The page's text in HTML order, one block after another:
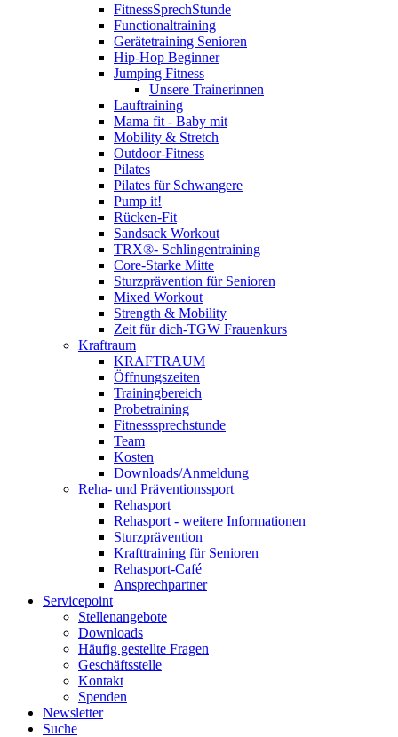
FitnessSprechStunde
Functionaltraining
Gerätetraining Senioren
Hip-Hop Beginner
Jumping Fitness
Unsere Trainerinnen
Lauftraining
Mama fit - Baby mit
Mobility & Stretch
Outdoor-Fitness
Pilates
Pilates für Schwangere
Pump it!
Rücken-Fit
Sandsack Workout
TRX®- Schlingentraining
Core-Starke Mitte
Sturzprävention für Senioren
Mixed Workout
Strength & Mobility
Zeit für dich-TGW Frauenkurs
Kraftraum
KRAFTRAUM
Öffnungszeiten
Trainingbereich
Probetraining
Fitnesssprechstunde
Team
Kosten
Downloads/Anmeldung
Reha- und Präventionssport
Rehasport
Rehasport - weitere Informationen
Sturzprävention
Krafttraining für Senioren
Rehasport-Café
Ansprechpartner
Servicepoint
Stellenangebote
Downloads
Häufig gestellte Fragen
Geschäftsstelle
Kontakt
Spenden
Newsletter
Suche